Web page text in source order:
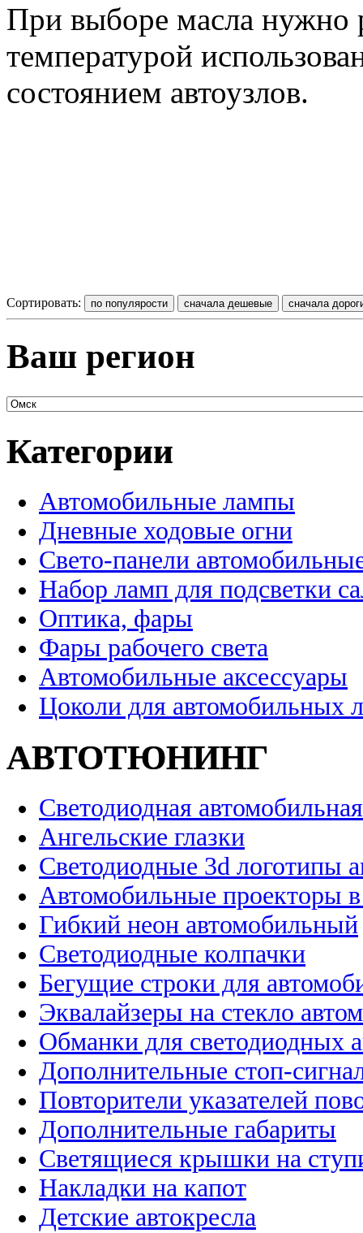
При выборе масла нужно
температурой
состоянием автоузлов.
Сортировать:
Ваш регион
Категории
Автомобильные лампы
Дневные ходовые огни
Свето-панели
Набор ламп для подсветки
Оптика, фары
Фары рабочего света
Автомобильные аксессуары
Цоколи для автомобильных
АВТОТЮНИНГ
Светодиодная
Ангельские глазки
Светодиодные 3d логотипы
Автомобильные проекторы
Гибкий неон автомобильный
Светодиодные колпачки
Бегущие строки для
Эквалайзеры на стекло
Обманки для светодиодных
Дополнительные стоп-
Повторители указателей
Дополнительные габариты
Светящиеся крышки на
Накладки на капот
Детские автокресла